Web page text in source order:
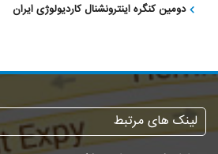
دومین کنگره اینترونشنال کاردیولوژی ایران
لینک های مرتبط